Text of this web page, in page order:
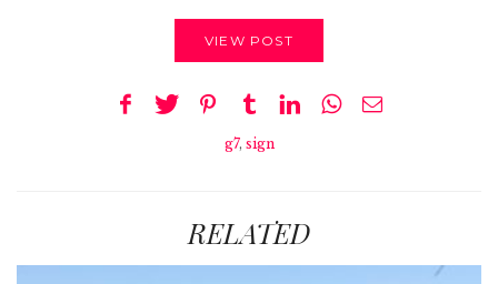
VIEW POST
g7, sign
RELATED